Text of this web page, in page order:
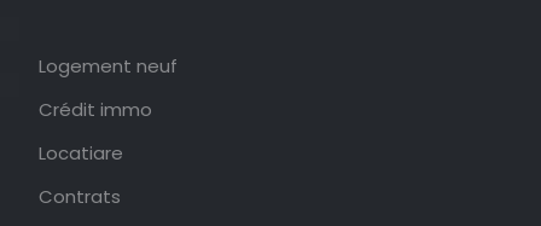
Logement neuf
Crédit immo
Locatiare
Contrats